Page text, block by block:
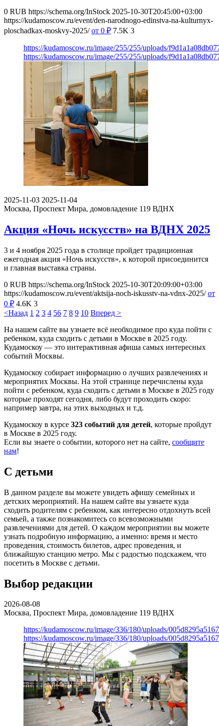
0 RUB https://schema.org/InStock 2025-10-30T20:45:00+03:00
https://kudamoscow.ru/event/den-narodnogo-edinstva-na-kulturnyx-
ploschadkax-moskvy-2025/ от 0 ₽ 7.5K 3
https://kudamoscow.ru/image/255/255/uploads/
https://kudamoscow.ru/image/255/255/uploads/
2025-11-03 2025-11-04
Москва, Проспект Мира, домовладение 119 ВДНХ
Акция «Ночь искусств» на ВДНХ 2025
3 и 4 ноября 2025 года в столице пройдет традиционная
ежегодная акция «Ночь искусств», к которой присоединится
и главная выставка страны.
0 RUB https://schema.org/InStock 2025-10-30T20:09:00+03:00
https://kudamoscow.ru/event/aktsija-noch-iskusstv-na-vdnx-2025/ от
0 ₽ 4.6K 3
<Назад 1 2 3 4 56 7 8 9 10 Вперед >
На нашем сайте вы узнаете всё необходимое про куда пойти с
ребенком, куда сходить с детьми в Москве в 2025 году.
Кудамоскоу — это интерактивная афиша самых интересных
событий Москвы.
Кудамоскоу собирает информацию о лучших развлечениях и
мероприятих Москвы. На этой странице перечислены куда
пойти с ребенком, куда сходить с детьми в Москве в 2025 году
которые проходят сегодня, либо будут проходить скоро:
например завтра, на этих выходных и т.д.
Кудамоскоу в курсе 323 событий для детей, которые пройдут
в Москве в 2025 году.
Если вы знаете о событии, которого нет на сайте, сообщите
нам!
С детьми
В данном разделе вы можете увидеть афишу семейных и
детских мероприятий. На нашем сайте вы узнаете куда
сходить родителям с ребенком, как интересно отдохнуть всей
семьей, а также познакомитесь со всевозможными
развлечениями для детей. О каждом мероприятии вы можете
узнать подробную информацию, а именно: время и место
проведения, стоимость билетов, адрес проведения, и
ближайшую станцию метро. Мы с радостью подскажем, что
посетить в Москве с детьми.
Выбор редакции
2026-08-08
Москва, Проспект Мира, домовладение 119 ВДНХ
https://kudamoscow.ru/image/336/180/uploads/
https://kudamoscow.ru/image/336/180/uploads/